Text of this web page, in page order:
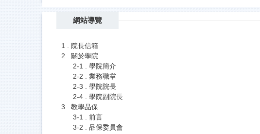
網站導覽
1 . 院長信箱
2 . 關於學院
2-1 . 學院簡介
2-2 . 業務職掌
2-3 . 學院院長
2-4 . 學院副院長
3 . 教學品保
3-1 . 前言
3-2 . 品保委員會